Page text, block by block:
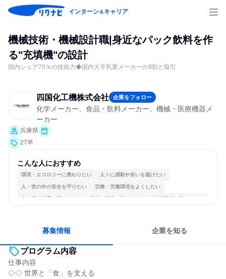
インターン＆キャリア
機械技術・機械設計職|身近なパック飲料を作
る"充填機"の設計
国内シェア70％の技術力◆国内大手乳業メーカーの9割と取引
四国化工機株式会社 企業をフォロー
化学メーカー、食品・飲料メーカー、機械・医療機器メ
ーカー
兵庫県
27卒
こんな人におすすめ
環境・エコロジーに携わりたい 人々に感動や笑いを届けたい
人・世の中の安全を守りたい 労務・労働環境をよくしたい
食生活・食育に関わりたい 機械・機器に携わりたい 地域貢献に携わりたい
募集情報 企業を知る
プログラム内容
仕事内容
◇◇ 世界と「食」を支える